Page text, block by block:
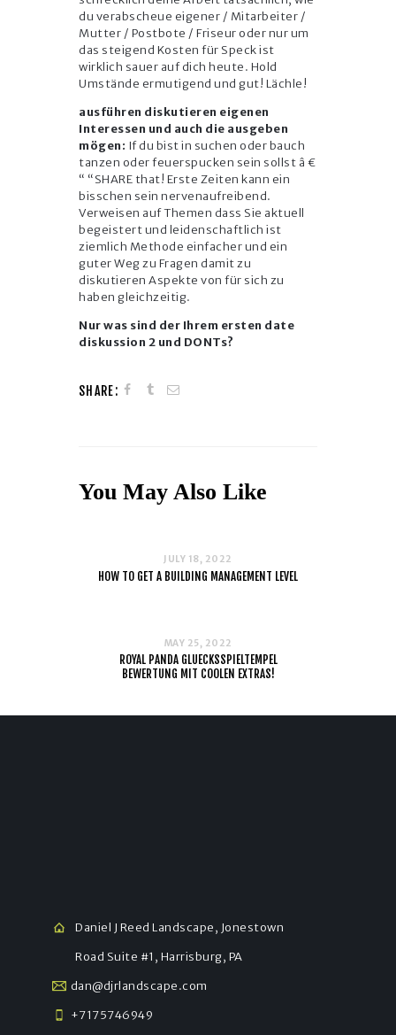
du verabscheue eigener / Mitarbeiter /
Mutter / Postbote / Friseur oder nur um
das steigend Kosten für Speck ist
wirklich sauer auf dich heute. Hold
Umstände ermutigend und gut! Lächle!
ausführen diskutieren eigenen
Interessen und auch die ausgeben
mögen: If du bist in suchen oder bauch
tanzen oder feuerspucken sein sollst â €
“ “SHARE that! Erste Zeiten kann ein
bisschen sein nervenaufreibend.
Verweisen auf Themen dass Sie aktuell
begeistert und leidenschaftlich ist
ziemlich Methode einfacher und ein
guter Weg zu Fragen damit zu
diskutieren Aspekte von für sich zu
haben gleichzeitig.
Nur was sind der Ihrem ersten date
diskussion 2 und DONTs?
SHARE:
You May Also Like
JULY 18, 2022
HOW TO GET A BUILDING MANAGEMENT LEVEL
MAY 25, 2022
ROYAL PANDA GLUECKSSPIELTEMPEL
BEWERTUNG MIT COOLEN EXTRAS!
Daniel J Reed Landscape, Jonestown
Road Suite #1, Harrisburg, PA
dan@djrlandscape.com
+7175746949